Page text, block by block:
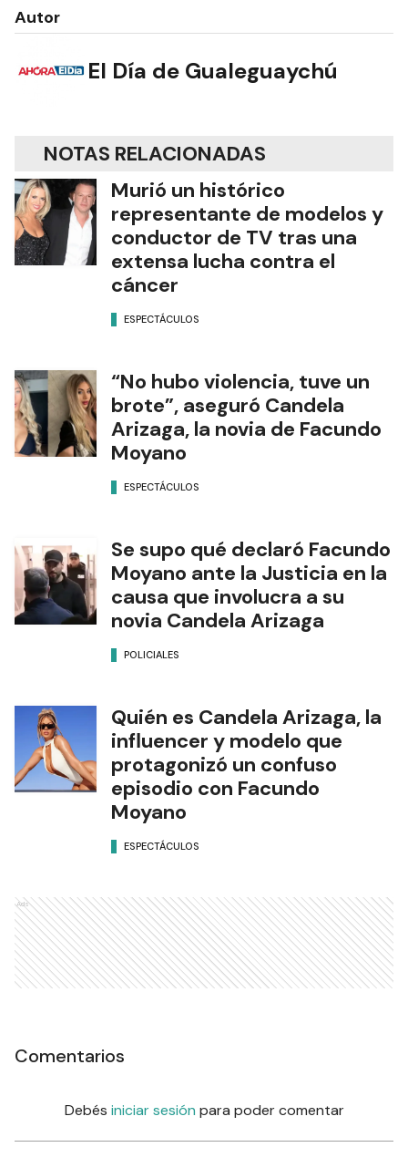
Autor
El Día de Gualeguaychú
NOTAS RELACIONADAS
Murió un histórico
representante de modelos y
conductor de TV tras una
extensa lucha contra el
cáncer
ESPECTÁCULOS
“No hubo violencia, tuve un
brote”, aseguró Candela
Arizaga, la novia de Facundo
Moyano
ESPECTÁCULOS
Se supo qué declaró Facundo
Moyano ante la Justicia en la
causa que involucra a su
novia Candela Arizaga
POLICIALES
Quién es Candela Arizaga, la
influencer y modelo que
protagonizó un confuso
episodio con Facundo
Moyano
ESPECTÁCULOS
Ads
Comentarios
Debés iniciar sesión para poder comentar